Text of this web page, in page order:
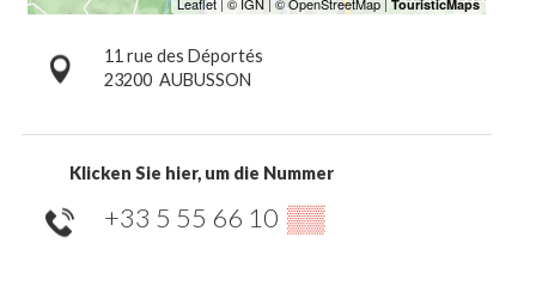
11 rue des Déportés
23200 AUBUSSON
Klicken Sie hier, um die Nummer
+33 5 55 66 10 ▒▒